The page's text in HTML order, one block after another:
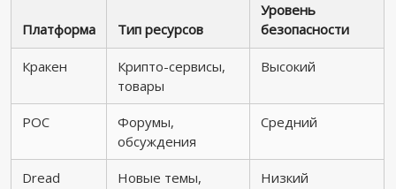
Платформа Тип ресурсов
Уровень
безопасности
Кракен
Крипто-сервисы,
товары
Высокий
РОС
Форумы,
обсуждения
Средний
Dread
Новые темы,
Низкий